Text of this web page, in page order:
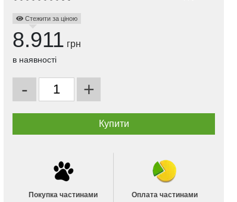
Стежити за ціною
8.911 грн
в наявності
- +
Покупка частинами
Оплата частинами